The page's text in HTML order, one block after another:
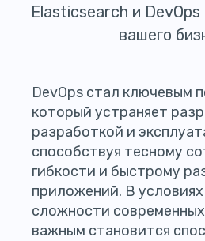
Elasticsearch и
вашего
DevOps стал ключевым
который устраняет
разработкой и
способствуя тесному
гибкости и быстрому
приложений. В
сложности
важным становится